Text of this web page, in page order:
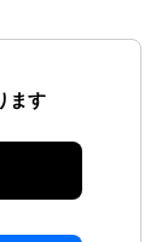
ます